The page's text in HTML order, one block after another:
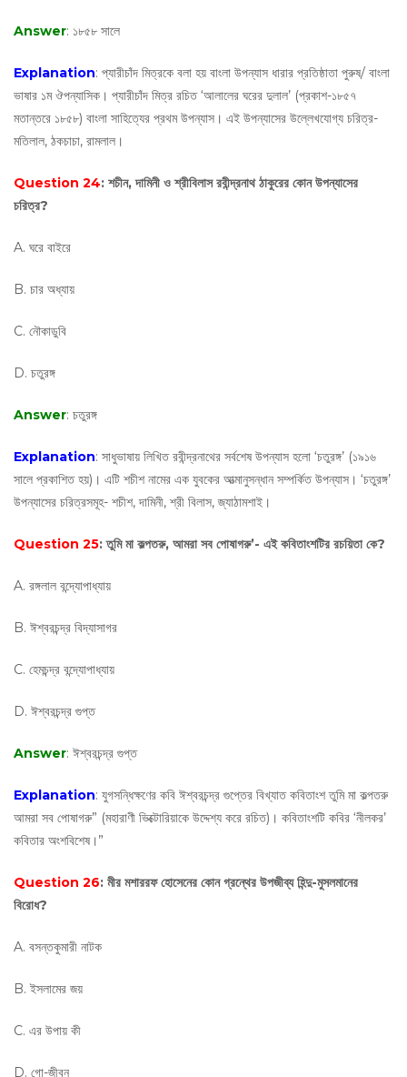
Answer: ১৮৫৮ সালে
Explanation: প্যারীচাঁদ মিত্রকে বলা হয় বাংলা উপন্যাস ধারার প্রতিষ্ঠাতা পুরুষ/ বাংলা
ভাষার ১ম ঔপন্যাসিক। প্যারীচাঁদ মিত্র রচিত ‘আলালের ঘরের দুলাল’ (প্রকাশ-১৮৫৭
মতান্তরে ১৮৫৮) বাংলা সাহিত্যের প্রথম উপন্যাস। এই উপন্যাসের উল্লেখযোগ্য চরিত্র-
মতিলাল, ঠকচাচা, রামলাল।
Question 24: শচীন, দামিনী ও শ্রীবিলাস রবীন্দ্রনাথ ঠাকুরের কোন উপন্যাসের
চরিত্র?
A. ঘরে বাইরে
B. চার অধ্যায়
C. নৌকাডুবি
D. চতুরঙ্গ
Answer: চতুরঙ্গ
Explanation: সাধুভাষায় লিখিত রবীন্দ্রনাথের সর্বশেষ উপন্যাস হলো ‘চতুরঙ্গ’ (১৯১৬
সালে প্রকাশিত হয়)। এটি শচীশ নামের এক যুবকের আত্মানুসন্ধান সম্পর্কিত উপন্যাস। ‘চতুরঙ্গ’
উপন্যাসের চরিত্রসমূহ- শচীশ, দামিনী, শ্রী বিলাস, জ্যাঠামশাই।
Question 25: তুমি মা কল্পতরু, আমরা সব পোষাগরু’- এই কবিতাংশটির রচয়িতা কে?
A. রঙ্গলাল বন্দ্যোপাধ্যায়
B. ঈশ্বরচন্দ্র বিদ্যাসাগর
C. হেমচন্দ্র বন্দ্যোপাধ্যায়
D. ঈশ্বরচন্দ্র গুপ্ত
Answer: ঈশ্বরচন্দ্র গুপ্ত
Explanation: যুগসন্ধিক্ষণের কবি ঈশ্বরচন্দ্র গুপ্তের বিখ্যাত কবিতাংশ তুমি মা কল্পতরু
আমরা সব পোষাগরু” (মহারাণী ভিক্টোরিয়াকে উদ্দেশ্য করে রচিত)। কবিতাংশটি কবির ‘নীলকর’
কবিতার অংশবিশেষ।”
Question 26: মীর মশাররফ হোসেনের কোন গ্রন্থের উপজীব্য হিন্দু-মুসলমানের
বিরোধ?
A. বসন্তকুমারী নাটক
B. ইসলামের জয়
C. এর উপায় কী
D. গো-জীবন